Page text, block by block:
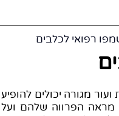
רפואי לכלבים
מגורה יכולים להופיע
מראה הפרווה שלהם ועל